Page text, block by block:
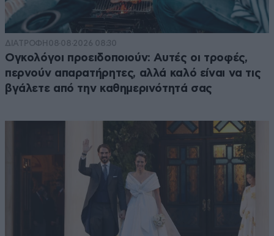
ΔΙΑΤΡΟΦΗ 08·08·2026 08:30
Ογκολόγοι προειδοποιούν: Αυτές οι τροφές,
περνούν απαρατήρητες, αλλά καλό είναι να τις
βγάλετε από την καθημερινότητά σας